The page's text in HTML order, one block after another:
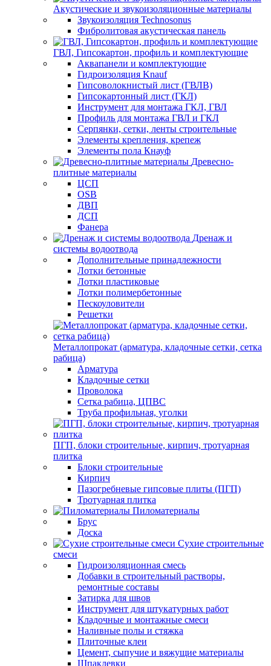
Акустические и звукоизоляционные материалы
Звукоизоляция Technosonus
Фибролитовая акустическая панель
ГВЛ, Гипсокартон, профиль и комплектующие
Аквапанели и комплектующие
Гидроизоляция Knauf
Гипсоволокнистый лист (ГВЛВ)
Гипсокартонный лист (ГКЛ)
Инструмент для монтажа ГКЛ, ГВЛ
Профиль для монтажа ГВЛ и ГКЛ
Серпянки, сетки, ленты строительные
Элементы крепления, крепеж
Элементы пола Кнауф
Древесно-
плитные материалы
ЦСП
OSB
ДВП
ДСП
Фанера
Дренаж и
системы водоотвода
Дополнительные принадлежности
Лотки бетонные
Лотки пластиковые
Лотки полимербетонные
Пескоуловители
Решетки
Металлопрокат (арматура, кладочные сетки, сетка
рабица)
Арматура
Кладочные сетки
Проволока
Сетка рабица, ЦПВС
Труба профильная, уголки
ПГП, блоки строительные, кирпич, тротуарная
плитка
Блоки строительные
Кирпич
Пазогребневые гипсовые плиты (ПГП)
Тротуарная плитка
Пиломатериалы
Брус
Доска
Сухие строительные
смеси
Гидроизоляционная смесь
Добавки в строительный растворы,
ремонтные составы
Затирка для швов
Инструмент для штукатурных работ
Кладочные и монтажные смеси
Наливные полы и стяжка
Плиточные клеи
Цемент, сыпучие и вяжущие материалы
Шпаклевки